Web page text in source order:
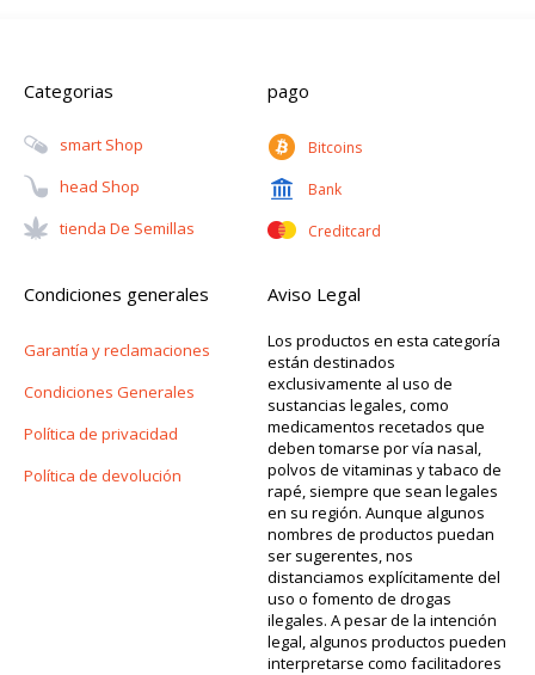
Categorias
Smart Shop
Head Shop
Tienda De Semillas
pago
Bitcoins
Bank
Creditcard
Condiciones generales
Garantía y reclamaciones
Condiciones Generales
Política de privacidad
Política de devolución
Aviso Legal
Los productos en esta categoría
están destinados
exclusivamente al uso de
sustancias legales, como
medicamentos recetados que
deben tomarse por vía nasal,
polvos de vitaminas y tabaco de
rapé, siempre que sean legales
en su región. Aunque algunos
nombres de productos puedan
ser sugerentes, nos
distanciamos explícitamente del
uso o fomento de drogas
ilegales. A pesar de la intención
legal, algunos productos pueden
interpretarse como facilitadores